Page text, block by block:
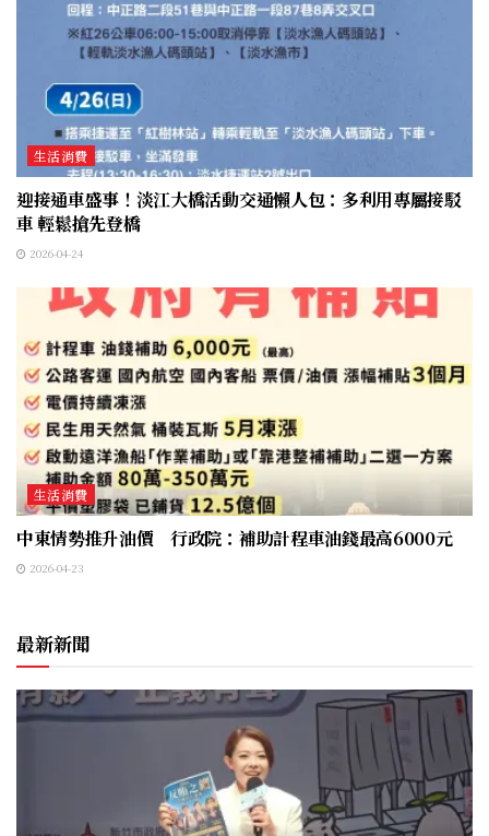
生活消費
迎接通車盛事！淡江大橋活動交通懶人包：多利用專屬接駁
車 輕鬆搶先登橋
2026-04-24
生活消費
中東情勢推升油價 行政院：補助計程車油錢最高6000元
2026-04-23
最新新聞